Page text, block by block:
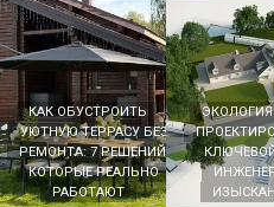
КАК ОБУСТРОИТЬ
УЮТНУЮ ТЕРРАСУ БЕЗ
РЕМОНТА: 7 РЕШЕНИЙ,
КОТОРЫЕ РЕАЛЬНО
РАБОТАЮТ